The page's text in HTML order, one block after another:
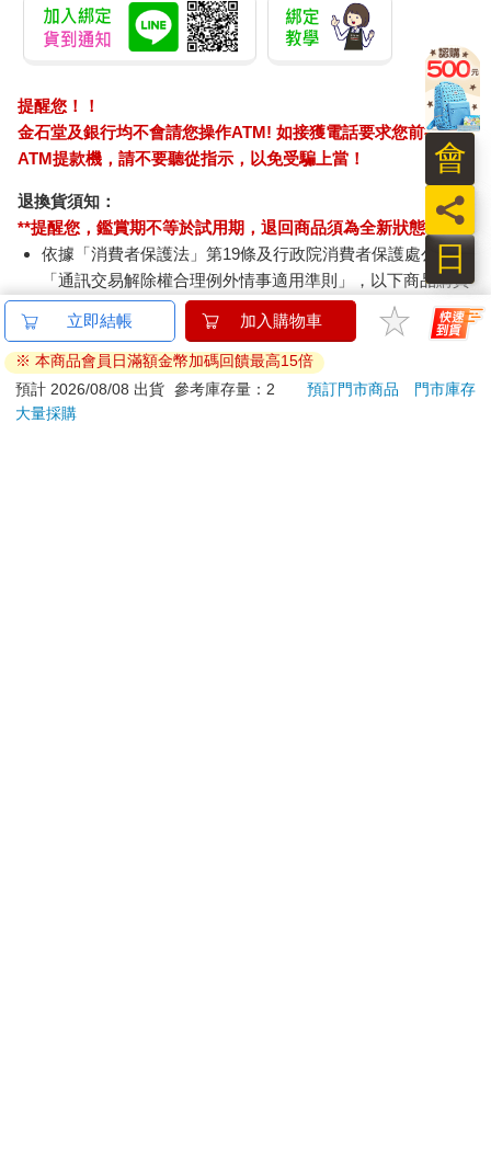
提醒您！！
金石堂及銀行均不會請您操作ATM! 如接獲電話要求您前往
ATM提款機，請不要聽從指示，以免受騙上當！
退換貨須知：
**提醒您，鑑賞期不等於試用期，退回商品須為全新狀態**
依據「消費者保護法」第19條及行政院消費者保護處公告之
「通訊交易解除權合理例外情事適用準則」，以下商品購買
後，除商品本身有瑕疵外，將不提供7天的猶豫期：
易於腐敗、保存期限較短或解約時即將逾期。（如：生
鮮食品）
依消費者要求所為之客製化給付。（客製化商品）
報紙、期刊或雜誌。（含MOOK、外文雜誌）
日
員
會